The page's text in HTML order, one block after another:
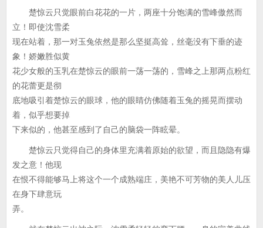
楚惊云只觉眼前白花花的一片，两座十分饱满的雪峰傲然而
立！即使沈雪柔
现在站着，那一对玉兔依然是那么坚挺高耸，丝毫没有下垂的迹
象！娇嫩胜似黄
花少女般的玉乳在楚惊云的眼前一荡一荡的，雪峰之上那两点粉红
的花蕾更是彻
底地吸引着楚惊云的眼球，他的眼睛仿佛随着玉兔的摇晃而摆动
着，似乎想要掉
下来似的，他甚至感到了自己的脑袋一阵眩晕。
楚惊云只觉得自己的身体里充满着原始的欲望，而且隐隐有爆
发之意！他现
在恨不得能够马上将这个一个成熟端庄，美艳不可芳物的美人儿压
在身下肆意玩
弄。